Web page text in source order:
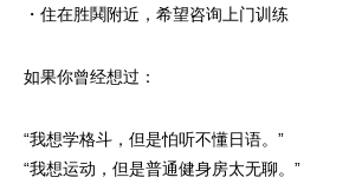
・住在胜鬨附近，希望咨询上门训练
如果你曾经想过：
“我想学格斗，但是怕听不懂日语。”
“我想运动，但是普通健身房太无聊。”